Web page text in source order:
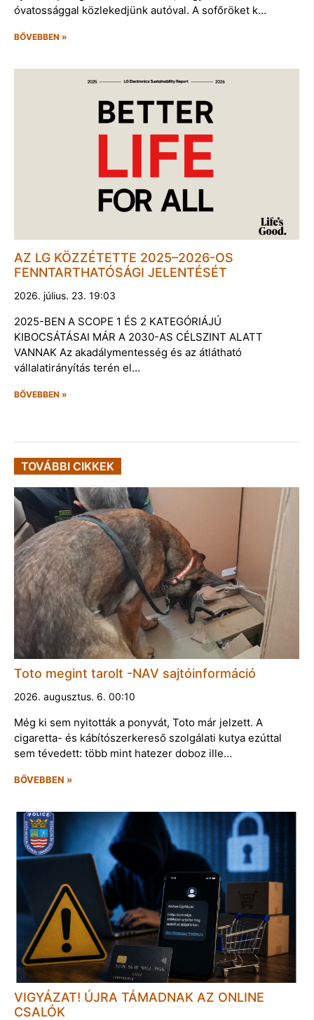
óvatossággal közlekedjünk autóval. A sofőröket k…
BŐVEBBEN »
AZ LG KÖZZÉTETTE 2025–2026-OS
FENNTARTHATÓSÁGI JELENTÉSÉT
2026. július. 23. 19:03
2025-BEN A SCOPE 1 ÉS 2 KATEGÓRIÁJÚ
KIBOCSÁTÁSAI MÁR A 2030-AS CÉLSZINT ALATT
VANNAK Az akadálymentesség és az átlátható
vállalatirányítás terén el…
BŐVEBBEN »
TOVÁBBI CIKKEK
Toto megint tarolt -NAV sajtóinformáció
2026. augusztus. 6. 00:10
Még ki sem nyitották a ponyvát, Toto már jelzett. A
cigaretta- és kábítószerkereső szolgálati kutya ezúttal
sem tévedett: több mint hatezer doboz ille…
BŐVEBBEN »
VIGYÁZAT! ÚJRA TÁMADNAK AZ ONLINE
CSALÓK